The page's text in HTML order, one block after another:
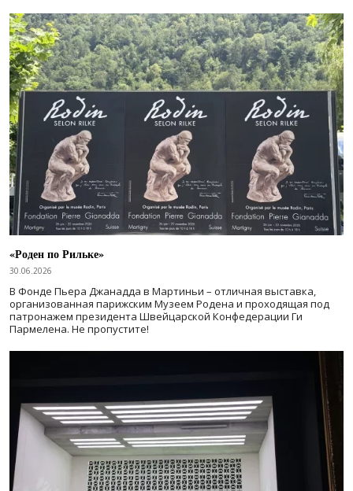
«Роден по Рильке»
30.06.2026
В Фонде Пьера Джанадда в Мартиньи – отличная выставка,
организованная парижским Музеем Родена и проходящая под
патронажем президента Швейцарской Конфедерации Ги
Пармелена. Не пропустите!